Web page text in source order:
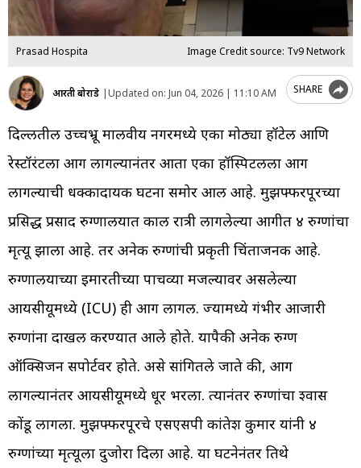
Prasad Hospita Image Credit source: Tv9 Network
आरती बोराडे |Updated on: Jun 04, 2026 | 11:10 AM SHARE
दिल्लीतील उच्चभ्रू मालवीय नगरमध्ये एका मोठ्या हॉटेल आणि
रेस्टॉरंटला आग लागल्यानंतर आता एका हॉस्पिटलला आग
लागल्याची धक्कादायक घटना समोर आली आहे. मुझफ्फरपूरच्या
प्रसिद्ध प्रसाद रुग्णालयात काल रात्री लागलेल्या आगीत ४ रुग्णांचा
मृत्यू झाला आहे. तर अनेक रुग्णांची प्रकृती चिंताजनक आहे.
रुग्णालयाच्या इमारतीच्या पाचव्या मजल्यावर असलेल्या
आयसीयूमध्ये (ICU) ही आग लागली. ज्यामध्ये गंभीर आजारी
रुग्णांना दाखल करण्यात आले होते. यापैकी अनेक रुग्ण
ऑक्सिजन सपोर्टवर होते. असे सांगितले जाते की, आग
लागल्यानंतर आयसीयूमध्ये धूर भरला. त्यानंतर रुग्णांचा श्वास
कोंडू लागला. मुझफ्फरपूरचे एसएसपी कांतेश कुमार यांनी ४
रुग्णांच्या मृत्यूला दुजोरा दिला आहे. या घटनेनंतर तिथे